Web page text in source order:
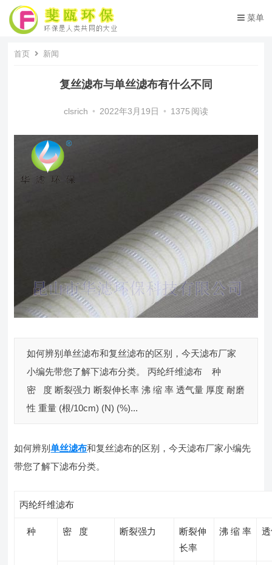
菜单
首页 新闻
复丝滤布与单丝滤布有什么不同
clsrich • 2022年3月19日 • 1375 阅读
如何辨别单丝滤布和复丝滤布的区别，今天滤布厂家
小编先带您了解下滤布分类。 丙纶纤维滤布 种
密 度 断裂强力 断裂伸长率 沸 缩 率 透气量 厚度 耐磨
性 重量 (根/10cm) (N) (%)...
如何辨别单丝滤布和复丝滤布的区别，今天滤布厂家小编先
带您了解下滤布分类。
丙纶纤维滤布
种 密 度 断裂强力
断裂伸
长率
沸 缩 率